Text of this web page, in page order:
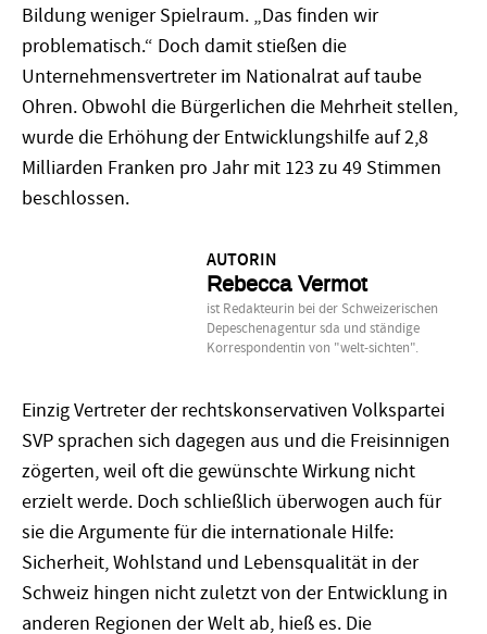
Bildung weniger Spielraum. „Das finden wir
problematisch.“ Doch damit stießen die
Unternehmensvertreter im Nationalrat auf taube
Ohren. Obwohl die Bürgerlichen die Mehrheit stellen,
wurde die Erhöhung der Entwicklungshilfe auf 2,8
Milliarden Franken pro Jahr mit 123 zu 49 Stimmen
beschlossen.
AUTORIN
Rebecca Vermot
ist Redakteurin bei der Schweizerischen
Depeschenagentur sda und ständige
Korrespondentin von "welt-sichten".
Einzig Vertreter der rechtskonservativen Volkspartei
SVP sprachen sich dagegen aus und die Freisinnigen
zögerten, weil oft die gewünschte Wirkung nicht
erzielt werde. Doch schließlich überwogen auch für
sie die Argumente für die internationale Hilfe:
Sicherheit, Wohlstand und Lebensqualität in der
Schweiz hingen nicht zuletzt von der Entwicklung in
anderen Regionen der Welt ab, hieß es. Die